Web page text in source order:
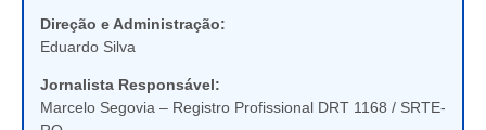
Direção e Administração:
Eduardo Silva
Jornalista Responsável:
Marcelo Segovia – Registro Profissional DRT 1168 / SRTE-